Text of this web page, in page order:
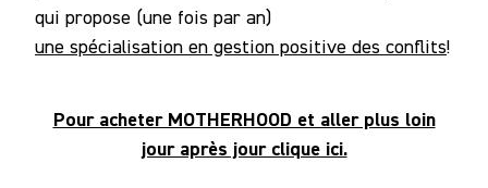
qui propose (une fois par an)
une spécialisation en gestion positive des conflits!
Pour acheter MOTHERHOOD et aller plus loin
jour après jour clique ici.